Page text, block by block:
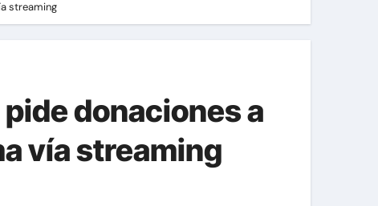
streaming
donaciones a
vía streaming